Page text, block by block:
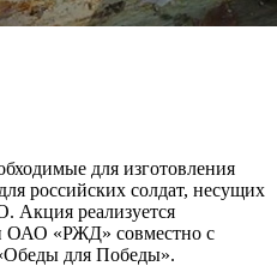
для изготовления
российских солдат, несущих
Акция реализуется
ОАО «РЖД» совместно с
для Победы».